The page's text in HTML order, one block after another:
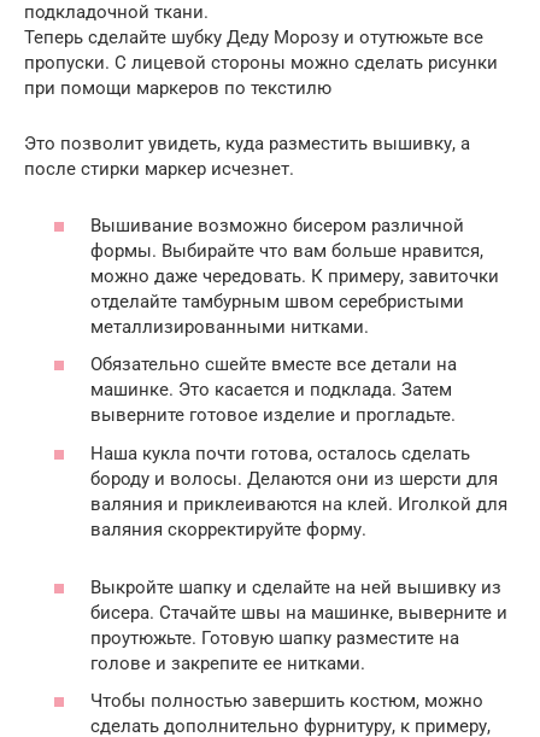
подкладочной ткани.
Теперь сделайте шубку Деду Морозу и отутюжьте все
пропуски. С лицевой стороны можно сделать рисунки
при помощи маркеров по текстилю
Это позволит увидеть, куда разместить вышивку, а
после стирки маркер исчезнет.
Вышивание возможно бисером различной
формы. Выбирайте что вам больше нравится,
можно даже чередовать. К примеру, завиточки
отделайте тамбурным швом серебристыми
металлизированными нитками.
Обязательно сшейте вместе все детали на
машинке. Это касается и подклада. Затем
выверните готовое изделие и прогладьте.
Наша кукла почти готова, осталось сделать
бороду и волосы. Делаются они из шерсти для
валяния и приклеиваются на клей. Иголкой для
валяния скорректируйте форму.
Выкройте шапку и сделайте на ней вышивку из
бисера. Стачайте швы на машинке, выверните и
проутюжьте. Готовую шапку разместите на
голове и закрепите ее нитками.
Чтобы полностью завершить костюм, можно
сделать дополнительно фурнитуру, к примеру,